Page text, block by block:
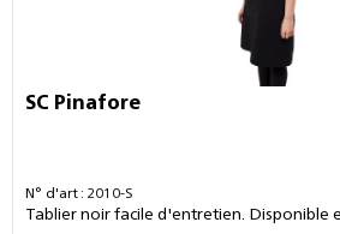
SC Pinafore
N° d'art : 2010-S
Tablier noir facile d'entretien. Disponible